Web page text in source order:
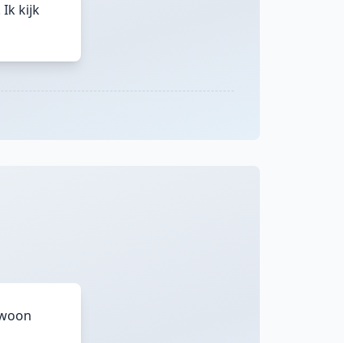
Ik kijk